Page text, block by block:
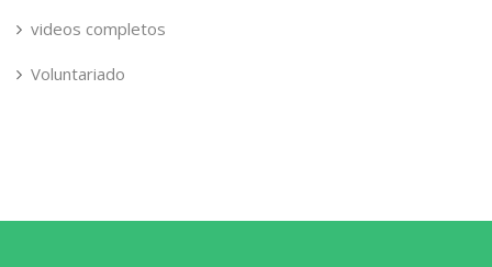
videos completos
Voluntariado